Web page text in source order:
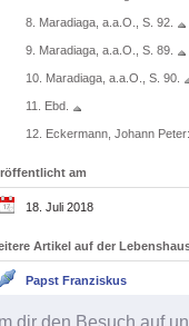
8. Maradiaga, a.a.O., S. 92.
9. Maradiaga, a.a.O., S. 89.
10. Maradiaga, a.a.O., S. 90.
11. Ebd.
12. Eckermann, Johann
am
18. Juli 2018
Artikel auf der
Papst Franziskus